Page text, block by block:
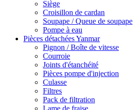
Siège
Croisillon de cardan
Soupape / Queue de soupape
Pompe à eau
Pièces détachées Yanmar
Pignon / Boîte de vitesse
Courroie
Joints d'étanchéité
Pièces pompe d'injection
Culasse
Filtres
Pack de filtration
Lame de fraise